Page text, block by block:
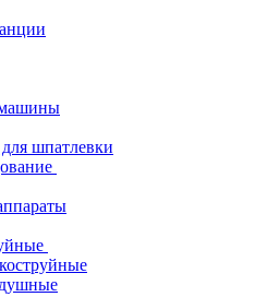
шпатлевки